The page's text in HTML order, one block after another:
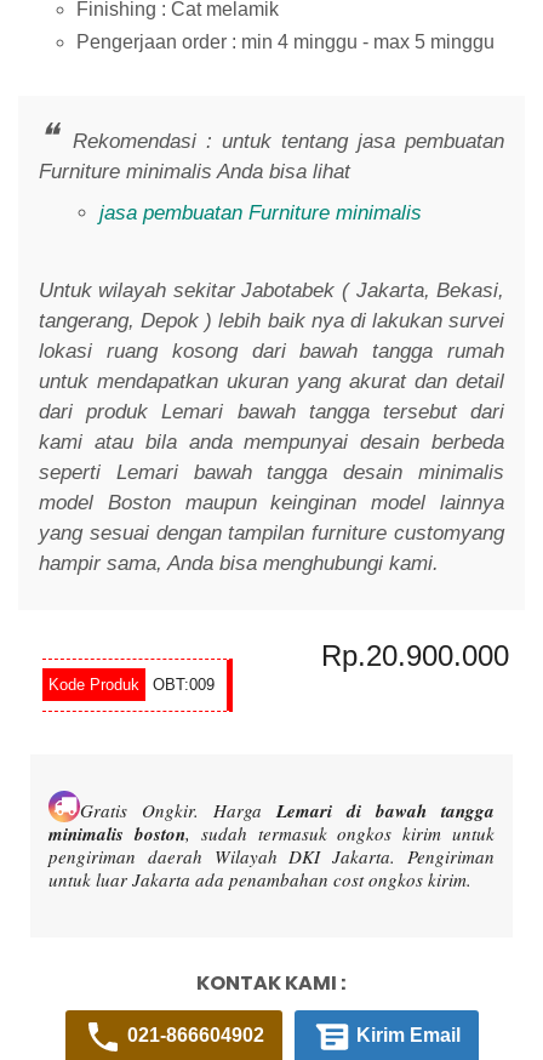
Finishing : Cat melamik
Pengerjaan order : min 4 minggu - max 5 minggu
Rekomendasi : untuk tentang jasa pembuatan
Furniture minimalis Anda bisa lihat
jasa pembuatan Furniture minimalis
Untuk wilayah sekitar Jabotabek ( Jakarta, Bekasi,
tangerang, Depok ) lebih baik nya di lakukan survei
lokasi ruang kosong dari bawah tangga rumah
untuk mendapatkan ukuran yang akurat dan detail
dari produk Lemari bawah tangga tersebut dari
kami atau bila anda mempunyai desain berbeda
seperti Lemari bawah tangga desain minimalis
model Boston maupun keinginan model lainnya
yang sesuai dengan tampilan furniture customyang
hampir sama, Anda bisa menghubungi kami.
OBT:009
Rp.20.900.000
Gratis Ongkir. HargaLemari di bawah tangga
minimalis boston, sudah termasuk ongkos kirim untuk
pengiriman daerah Wilayah DKI Jakarta. Pengiriman
untuk luar Jakarta ada penambahan cost ongkos kirim.
KONTAK KAMI :
021-866604902 Kirim Email